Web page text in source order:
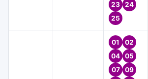
23
24
25
01
02
04
05
07
09